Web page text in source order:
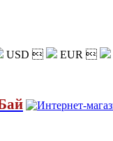
USD  EUR 